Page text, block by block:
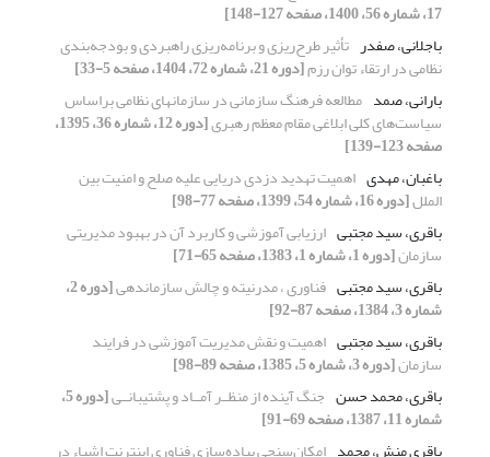
17، شماره 56، 1400، صفحه 127-148]
باجلانی، صفدر تأثیر طرح‌ریزی و برنامه‌ریزی راهبردی و بودجه‌بندی
نظامی در ارتقاء توان رزم[دوره 21، شماره 72، 1404، صفحه 5-33]
بارانی، صمد مطالعه فرهنگ سازمانی در سازمانهای نظامی براساس
سیاست‌های کلی ابلاغی مقام معظم رهبری [دوره 12، شماره 36، 1395،
صفحه 123-139]
باغبان، مهدی اهمیت تهدید دزدی دریایی علیه صلح و امنیت بین
الملل[دوره 16، شماره 54، 1399، صفحه 77-98]
باقری، سید مجتبی ارزیابی آموزشی و کاربرد آن در بهبود مدیریتی
سازمان[دوره 1، شماره 1، 1383، صفحه 65-71]
باقری، سید مجتبی فناوری ، مدرنیته و چالش سازماندهی [دوره 2،
شماره 3، 1384، صفحه 87-92]
باقری، سید مجتبی اهمیت و نقش مدیریت آموزشی در فرایند
سازمان[دوره 3، شماره 5، 1385، صفحه 89-98]
باقری، محمد حسن جنگ آینده از منظــر آمــاد و پشتیبانــی [دوره 5،
شماره 11، 1387، صفحه 69-91]
باقری منش، محمد امکان‌سنجی پیاده‌سازی فناوری اینترنت اشیاء در